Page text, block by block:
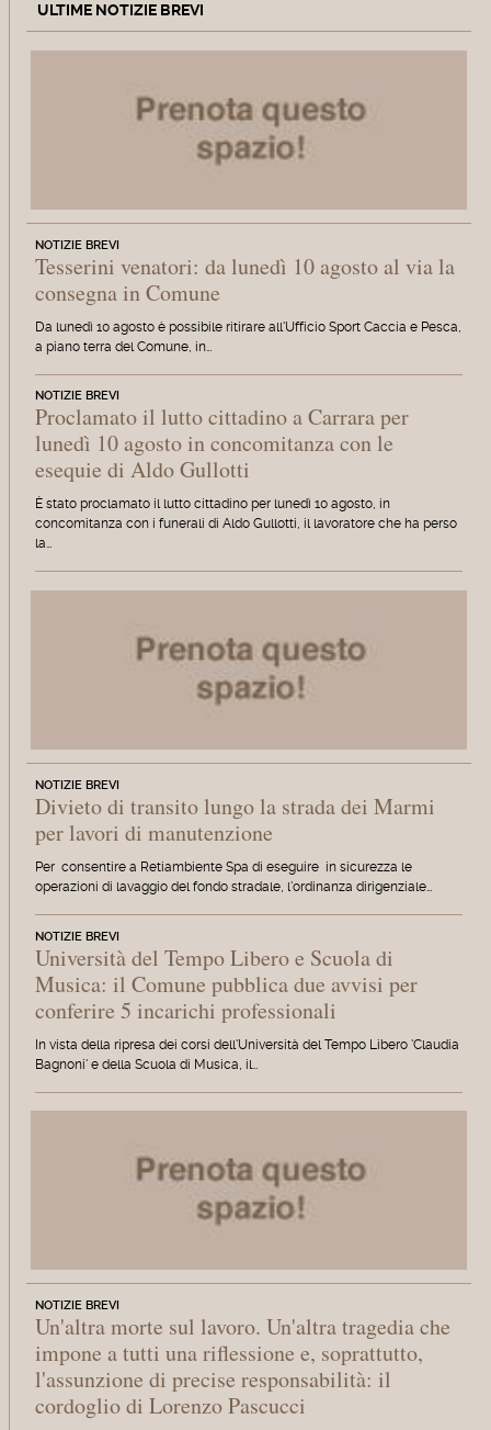
ULTIME NOTIZIE BREVI
NOTIZIE BREVI
Tesserini venatori: da lunedì 10 agosto al via la
consegna in Comune
Da lunedì 10 agosto è possibile ritirare all'Ufficio Sport Caccia e Pesca,
a piano terra del Comune, in…
NOTIZIE BREVI
Proclamato il lutto cittadino a Carrara per
lunedì 10 agosto in concomitanza con le
esequie di Aldo Gullotti
È stato proclamato il lutto cittadino per lunedì 10 agosto, in
concomitanza con i funerali di Aldo Gullotti, il lavoratore che ha perso
la…
NOTIZIE BREVI
Divieto di transito lungo la strada dei Marmi
per lavori di manutenzione
Per consentire a Retiambiente Spa di eseguire in sicurezza le
operazioni di lavaggio del fondo stradale, l'ordinanza dirigenziale…
NOTIZIE BREVI
Università del Tempo Libero e Scuola di
Musica: il Comune pubblica due avvisi per
conferire 5 incarichi professionali
In vista della ripresa dei corsi dell'Università del Tempo Libero 'Claudia
Bagnoni' e della Scuola di Musica, il…
NOTIZIE BREVI
Un'altra morte sul lavoro. Un'altra tragedia che
impone a tutti una riflessione e, soprattutto,
l'assunzione di precise responsabilità: il
cordoglio di Lorenzo Pascucci